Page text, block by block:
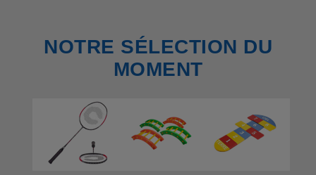
NOTRE SÉLECTION DU
MOMENT